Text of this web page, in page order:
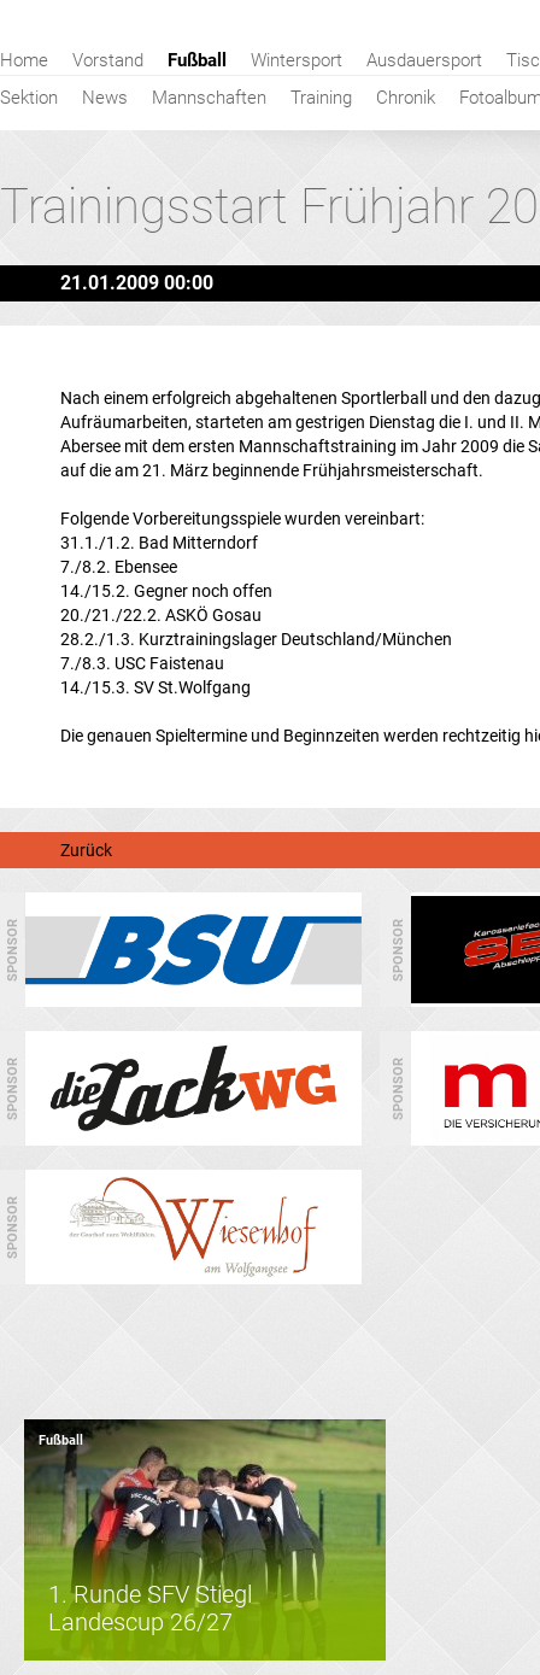
Navigation
Home Vorstand
Fußball
Sektion
News Mannschaften Training Chronik
Wintersport Ausdauersport
Trainingsstart Frühjahr
21.01.2009 00:00
Nach einem erfolgreich abgehaltenen Sportlerball und den
Aufräumarbeiten, starteten am gestrigen Dienstag die I. und II.
Abersee mit dem ersten Mannschaftstraining im Jahr 2009 die
auf die am 21. März beginnende Frühjahrsmeisterschaft.
Folgende Vorbereitungsspiele wurden vereinbart:
31.1./1.2. Bad Mitterndorf
7./8.2. Ebensee
14./15.2. Gegner noch offen
20./21./22.2. ASKÖ Gosau
28.2./1.3. Kurztrainingslager Deutschland/München
7./8.3. USC Faistenau
14./15.3. SV St.Wolfgang
Die genauen Spieltermine und Beginnzeiten werden rechtzeitig
Zurück
SPONSOR SPONSOR
SPONSOR SPONSOR
SPONSOR
Fußball
1. Runde SFV Stiegl
Landescup 26/27